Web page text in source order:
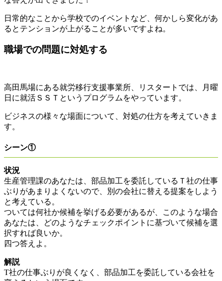
日常的なことから学校でのイベントなど、何かしら変化があ
るとテンションが上がることが多いですよね。
職場での問題に対処する
高田馬場にある就労移行支援事業所、リスタートでは、月曜
日に就活ＳＳＴというプログラムをやっています。
ビジネスの様々な場面について、対処の仕方を考えていきま
す。
シーン①
状況
生産管理課のあなたは、部品加工を委託しているＴ社の仕事
ぶりがあまりよくないので、別の会社に替える提案をしよう
と考えている。
ついては何社か候補を挙げる必要があるが、このような場合
あなたは、どのようなチェックポイントに基づいて候補を選
択すれば良いか。
四つ答えよ。
解説
T社の仕事ぶりが良くなく、部品加工を委託している会社を